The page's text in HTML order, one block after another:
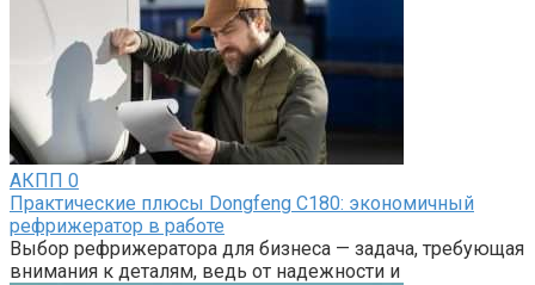
АКПП 0
Практические плюсы Dongfeng C180: экономичный
рефрижератор в работе
Выбор рефрижератора для бизнеса — задача, требующая
внимания к деталям, ведь от надежности и